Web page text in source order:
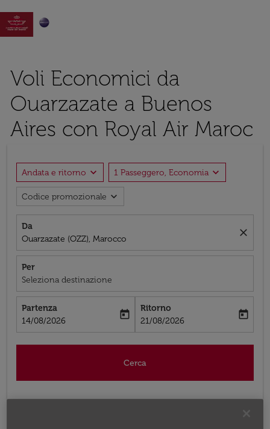

Voli Economici da
Ouarzazate a Buenos
Aires con Royal Air Maroc
Andata e ritorno expand_more 1 Passeggero, Economia expand_more
Codice promozionale expand_more
Da
Ouarzazate (OZZ), Marocco
close
Per
Seleziona destinazione
Partenza
fc-booking-departure-date-aria-label
14/08/2026
today
Ritorno
fc-booking-return-date-aria-label
21/08/2026
today
Cerca